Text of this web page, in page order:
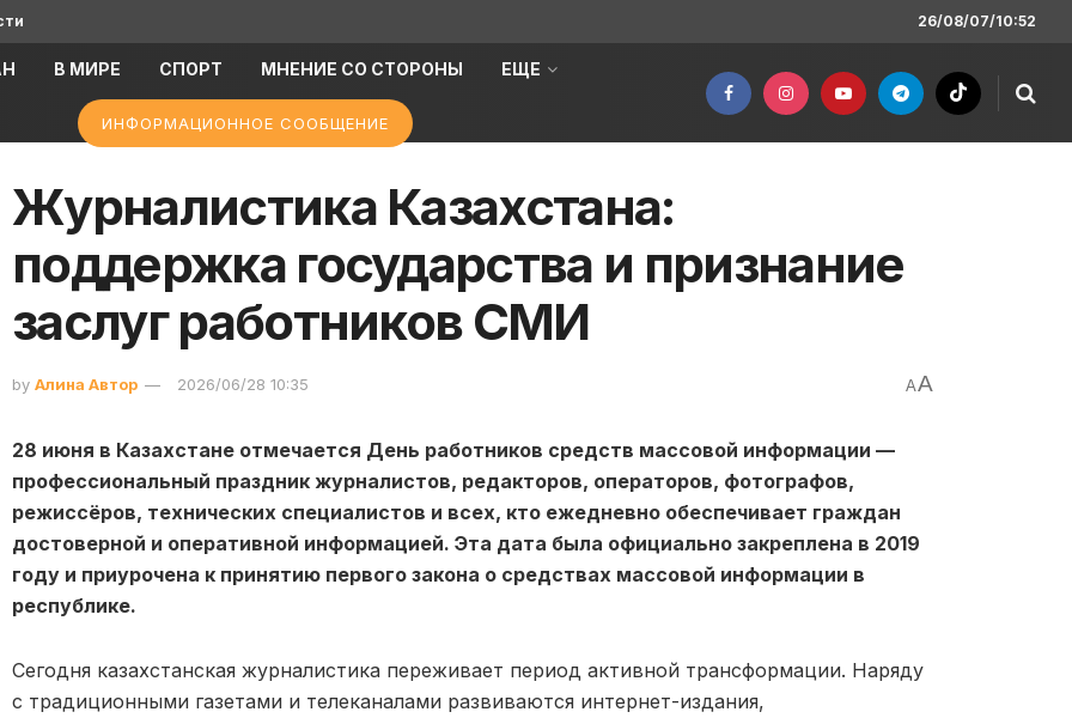
26/08/07/10:52
В МИРЕ СПОРТ МНЕНИЕ СО СТОРОНЫ ЕЩЕ
ИНФОРМАЦИОННОЕ СООБЩЕНИЕ
Журналистика Казахстана:
поддержка государства и признание
заслуг работников СМИ
by Алина Автор 2026/06/28 10:35 AA
28 июня в Казахстане отмечается День работников средств массовой информации —
профессиональный праздник журналистов, редакторов, операторов, фотографов,
режиссёров, технических специалистов и всех, кто ежедневно обеспечивает граждан
достоверной и оперативной информацией. Эта дата была официально закреплена в 2019
году и приурочена к принятию первого закона о средствах массовой информации в
республике.
Сегодня казахстанская журналистика переживает период активной трансформации. Наряду
с традиционными газетами и телеканалами развиваются интернет-издания,